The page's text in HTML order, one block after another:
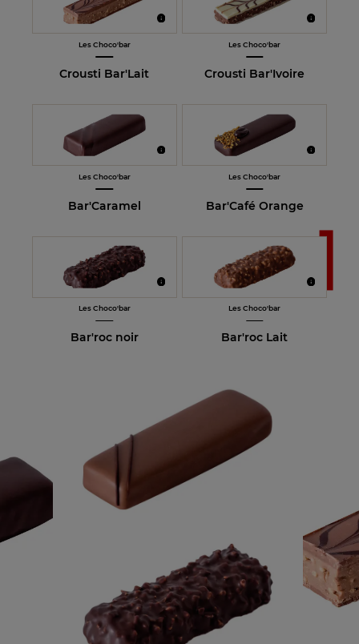
Les Choco'bar
Crousti Bar'Lait
Les Choco'bar
Crousti Bar'Ivoire
Les Choco'bar
Bar'Caramel
Les Choco'bar
Bar'Café Orange
Les Choco'bar
Bar'roc noir
Les Choco'bar
Bar'roc Lait